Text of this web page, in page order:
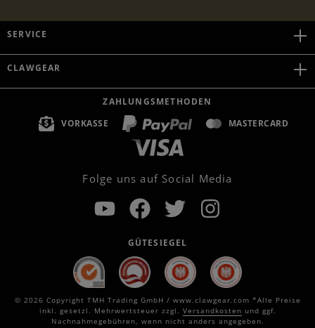
SERVICE
CLAWGEAR
ZAHLUNGSMETHODEN
VORKASSE
MASTERCARD
Folge uns auf Social Media
GÜTESIEGEL
© 2026 Copyright TMH Trading GmbH / www.clawgear.com *Alle Preise
inkl. gesetzl. Mehrwertsteuer zzgl. Versandkosten und ggf.
Nachnahmegebühren, wenn nicht anders angegeben.